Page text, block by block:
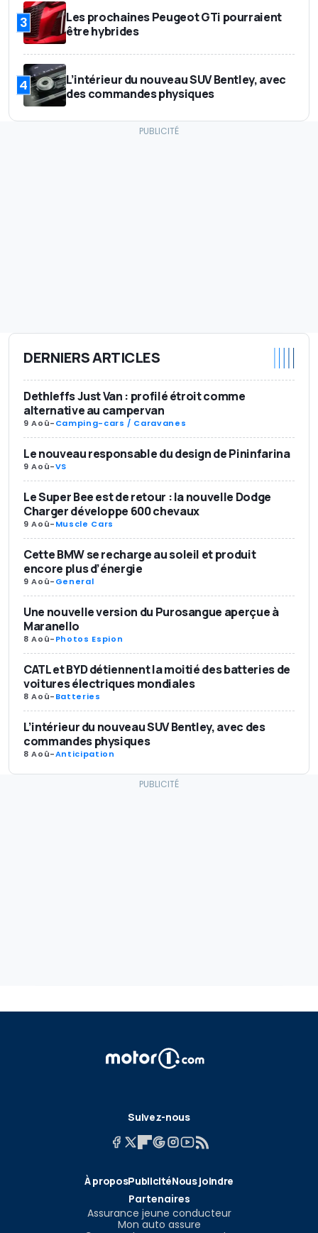
3
Les prochaines Peugeot GTi pourraient
être hybrides
4
L’intérieur du nouveau SUV Bentley, avec
des commandes physiques
DERNIERS ARTICLES
Dethleffs Just Van : profilé étroit comme
alternative au campervan
9 Aoû-Camping-cars / Caravanes
Le nouveau responsable du design de Pininfarina
9 Aoû-VS
Le Super Bee est de retour : la nouvelle Dodge
Charger développe 600 chevaux
9 Aoû-Muscle Cars
Cette BMW se recharge au soleil et produit
encore plus d’énergie
9 Aoû-General
Une nouvelle version du Purosangue aperçue à
Maranello
8 Aoû-Photos Espion
CATL et BYD détiennent la moitié des batteries de
voitures électriques mondiales
8 Aoû-Batteries
L’intérieur du nouveau SUV Bentley, avec des
commandes physiques
8 Aoû-Anticipation
Suivez-nous
À proposPublicitéNous joindre
Partenaires
Assurance jeune conducteur
Mon auto assure